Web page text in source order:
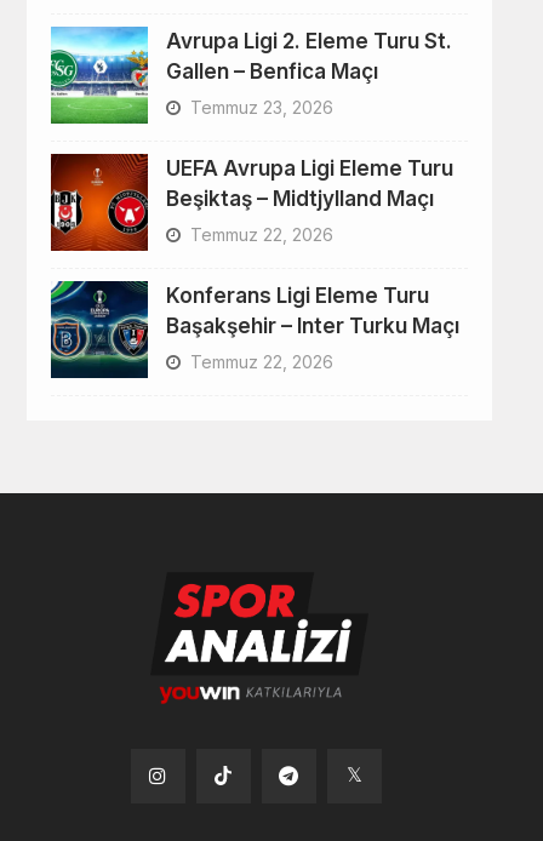
Avrupa Ligi 2. Eleme Turu St.
Gallen – Benfica Maçı
Temmuz 23, 2026
UEFA Avrupa Ligi Eleme Turu
Beşiktaş – Midtjylland Maçı
Temmuz 22, 2026
Konferans Ligi Eleme Turu
Başakşehir – Inter Turku Maçı
Temmuz 22, 2026
Tiktok